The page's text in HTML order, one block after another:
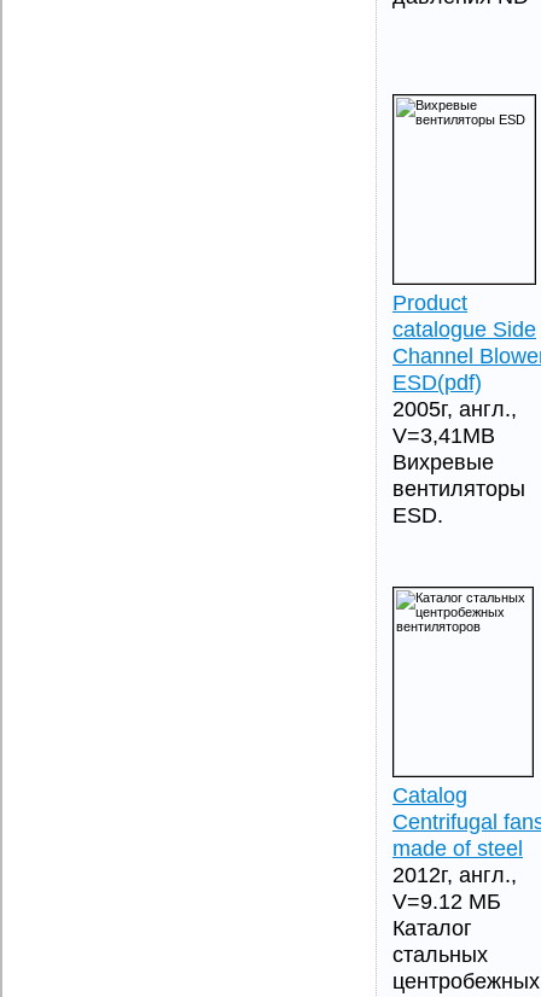
Product
catalogue Side
Channel
ESD(pdf)
2005г, англ.,
V=3,41MB
Вихревые
вентиляторы
ESD.
Catalog
Centrifugal
made of steel
2012г, англ.,
V=9.12 МБ
Каталог
стальных
центробежных